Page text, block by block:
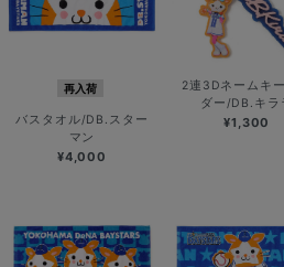
再入荷
バスタオル/DB.スター
マン
¥4,000
2連3Dネームキ
ダー/DB.キラ
¥1,300